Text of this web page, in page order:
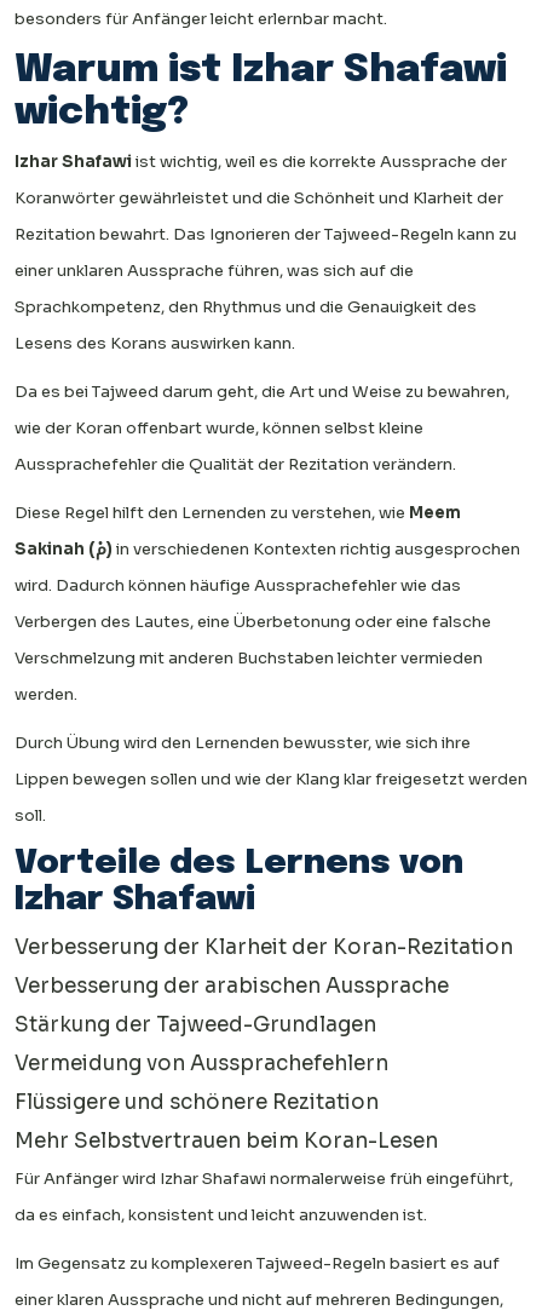
besonders für Anfänger leicht erlernbar macht.
Warum ist Izhar Shafawi
wichtig?
Izhar Shafawiist wichtig, weil es die korrekte Aussprache der
Koranwörter gewährleistet und die Schönheit und Klarheit der
Rezitation bewahrt. Das Ignorieren der Tajweed-Regeln kann zu
einer unklaren Aussprache führen, was sich auf die
Sprachkompetenz, den Rhythmus und die Genauigkeit des
Lesens des Korans auswirken kann.
Da es bei Tajweed darum geht, die Art und Weise zu bewahren,
wie der Koran offenbart wurde, können selbst kleine
Aussprachefehler die Qualität der Rezitation verändern.
Diese Regel hilft den Lernenden zu verstehen, wie Meem
Sakinah (مْ) in verschiedenen Kontexten richtig ausgesprochen
wird. Dadurch können häufige Aussprachefehler wie das
Verbergen des Lautes, eine Überbetonung oder eine falsche
Verschmelzung mit anderen Buchstaben leichter vermieden
werden.
Durch Übung wird den Lernenden bewusster, wie sich ihre
Lippen bewegen sollen und wie der Klang klar freigesetzt werden
soll.
Vorteile des Lernens von
Izhar Shafawi
Verbesserung der Klarheit der Koran-Rezitation
Verbesserung der arabischen Aussprache
Stärkung der Tajweed-Grundlagen
Vermeidung von Aussprachefehlern
Flüssigere und schönere Rezitation
Mehr Selbstvertrauen beim Koran-Lesen
Für Anfänger wird Izhar Shafawi normalerweise früh eingeführt,
da es einfach, konsistent und leicht anzuwenden ist.
Im Gegensatz zu komplexeren Tajweed-Regeln basiert es auf
einer klaren Aussprache und nicht auf mehreren Bedingungen,